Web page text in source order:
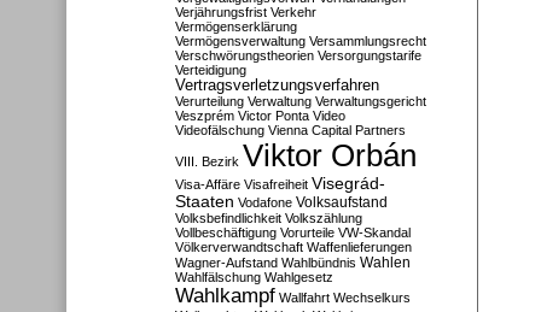
Verjährungsfrist Verkehr
Vermögenserklärung
Vermögensverwaltung Versammlungsrecht
Verschwörungstheorien Versorgungstarife
Verteidigung
Vertragsverletzungsverfahren
Verurteilung Verwaltung Verwaltungsgericht
Veszprém Victor Ponta Video
Videofälschung Vienna Capital Partners
VIII. Bezirk Viktor Orbán
Visa-Affäre Visafreiheit Visegrád-
Staaten Vodafone Volksaufstand
Volksbefindlichkeit Volkszählung
Vollbeschäftigung Vorurteile VW-Skandal
Völkerverwandtschaft Waffenlieferungen
Wagner-Aufstand Wahlbündnis Wahlen
Wahlfälschung Wahlgesetz
Wahlkampf Wallfahrt Wechselkurs